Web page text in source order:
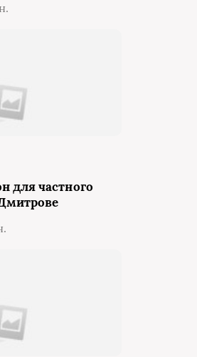
для частного